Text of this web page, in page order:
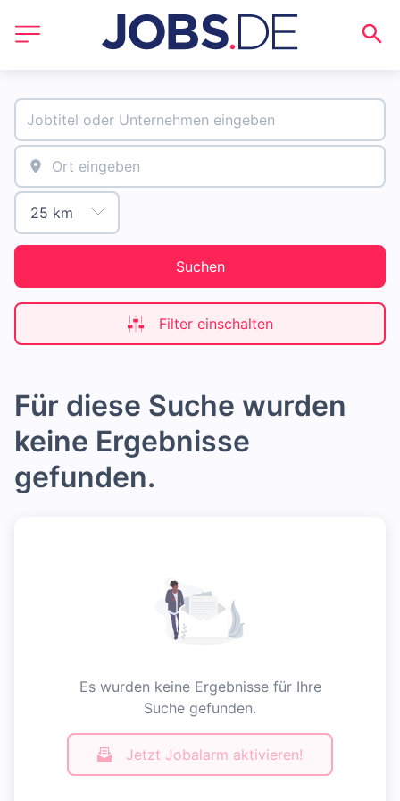
Suchen
Filter einschalten
Für diese Suche wurden
keine Ergebnisse
gefunden.
Es wurden keine Ergebnisse für Ihre
Suche gefunden.
Jetzt Jobalarm aktivieren!